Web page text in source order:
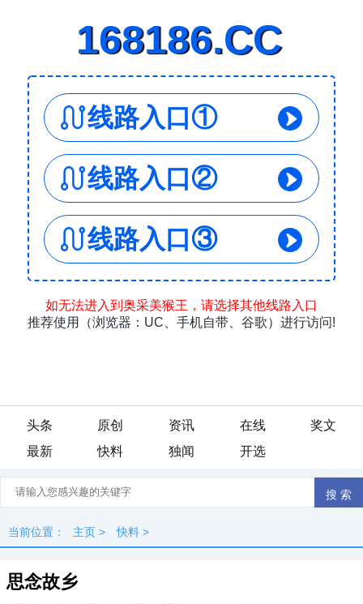
头条 原创 资讯 在线
奖文
最新
快料 独闻 开选
当前位置： 主页 > 快料 >
思念故乡